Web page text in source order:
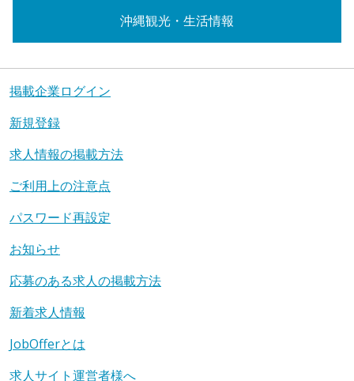
沖縄観光・生活情報
掲載企業ログイン
新規登録
求人情報の掲載方法
ご利用上の注意点
パスワード再設定
お知らせ
応募のある求人の掲載方法
新着求人情報
JobOfferとは
求人サイト運営者様へ